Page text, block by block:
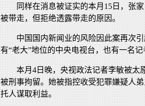
同样在消息被证实的本月15日，张
被带走，但拒绝透露带走的原因。
中国国内新闻业的风险因此案再次
有“老大”地位的中央电视台，也有一名
本月4日晚，央视政法记者李敏被太
被刑事拘留。她被指控收受犯罪嫌疑人
托人谋取利益。